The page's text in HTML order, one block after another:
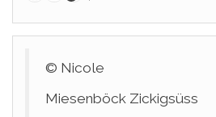
© Nicole
Miesenböck Zickigsüss